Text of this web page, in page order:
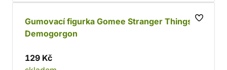
Gumovací figurka Gomee Stranger Things -
Demogorgon
129 Kč